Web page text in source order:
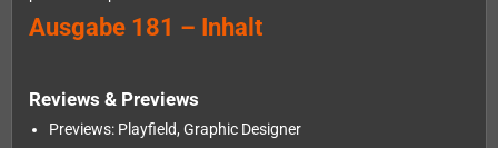
Ausgabe 181 – Inhalt
Reviews & Previews
Previews: Playfield, Graphic Designer